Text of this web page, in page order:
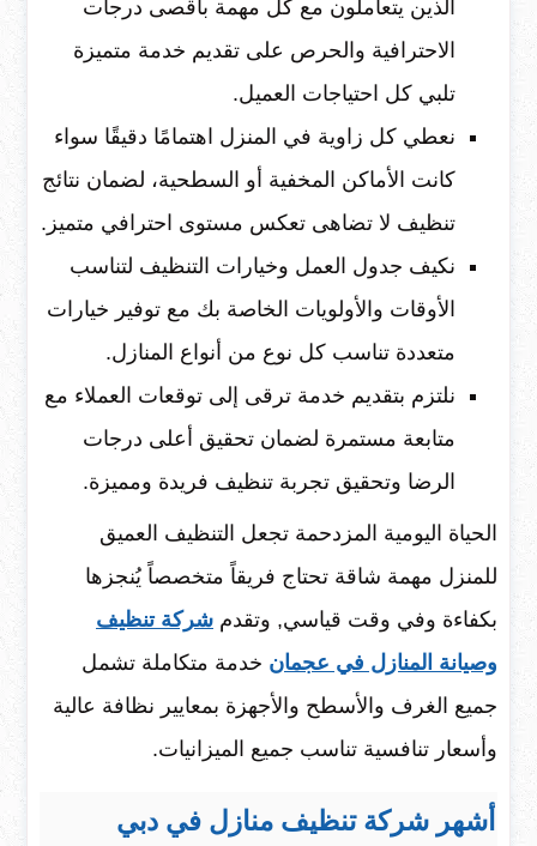
الذين يتعاملون مع كل مهمة بأقصى درجات
الاحترافية والحرص على تقديم خدمة متميزة
تلبي كل احتياجات العميل.
نعطي كل زاوية في المنزل اهتمامًا دقيقًا سواء
كانت الأماكن المخفية أو السطحية، لضمان نتائج
تنظيف لا تضاهى تعكس مستوى احترافي متميز.
نكيف جدول العمل وخيارات التنظيف لتناسب
الأوقات والأولويات الخاصة بك مع توفير خيارات
متعددة تناسب كل نوع من أنواع المنازل.
نلتزم بتقديم خدمة ترقى إلى توقعات العملاء مع
متابعة مستمرة لضمان تحقيق أعلى درجات
الرضا وتحقيق تجربة تنظيف فريدة ومميزة.
الحياة اليومية المزدحمة تجعل التنظيف العميق
للمنزل مهمة شاقة تحتاج فريقاً متخصصاً يُنجزها
بكفاءة وفي وقت قياسي, وتقدم شركة تنظيف
وصيانة المنازل في عجمان خدمة متكاملة تشمل
جميع الغرف والأسطح والأجهزة بمعايير نظافة عالية
وأسعار تنافسية تناسب جميع الميزانيات.
أشهر شركة تنظيف منازل في دبي